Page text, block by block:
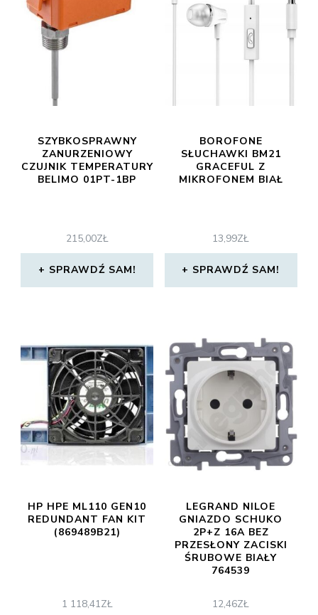
SZYBKOSPRAWNY
ZANURZENIOWY
CZUJNIK TEMPERATURY
BELIMO 01PT-1BP
215,00ZŁ
SPRAWDŹ SAM!
BOROFONE
SŁUCHAWKI BM21
GRACEFUL Z
MIKROFONEM BIAŁ
13,99ZŁ
SPRAWDŹ SAM!
HP HPE ML110 GEN10
REDUNDANT FAN KIT
(869489B21)
1 118,41ZŁ
LEGRAND NILOE
GNIAZDO SCHUKO
2P+Z 16A BEZ
PRZESŁONY ZACISKI
ŚRUBOWE BIAŁY
764539
12,46ZŁ